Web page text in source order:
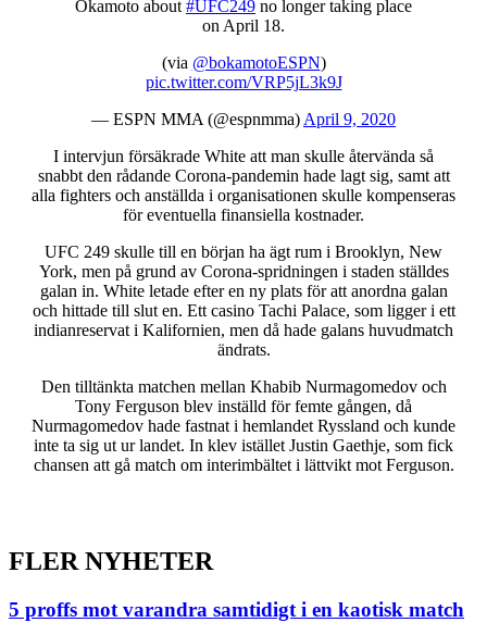
Okamoto about #UFC249 no longer taking place
on April 18.
(via @bokamotoESPN)
pic.twitter.com/VRP5jL3k9J
— ESPN MMA (@espnmma) April 9, 2020
I intervjun försäkrade White att man skulle återvända så
snabbt den rådande Corona-pandemin hade lagt sig, samt att
alla fighters och anställda i organisationen skulle kompenseras
för eventuella finansiella kostnader.
UFC 249 skulle till en början ha ägt rum i Brooklyn, New
York, men på grund av Corona-spridningen i staden ställdes
galan in. White letade efter en ny plats för att anordna galan
och hittade till slut en. Ett casino Tachi Palace, som ligger i ett
indianreservat i Kalifornien, men då hade galans huvudmatch
ändrats.
Den tilltänkta matchen mellan Khabib Nurmagomedov och
Tony Ferguson blev inställd för femte gången, då
Nurmagomedov hade fastnat i hemlandet Ryssland och kunde
inte ta sig ut ur landet. In klev istället Justin Gaethje, som fick
chansen att gå match om interimbältet i lättvikt mot Ferguson.
FLER NYHETER
5 proffs mot varandra samtidigt i en kaotisk match